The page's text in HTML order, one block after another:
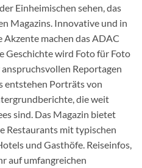
Einheimischen sehen, das
Magazins. Innovative und in
Akzente machen das ADAC
Geschichte wird Foto für Foto
Reportagen
entstehen Porträts von
die weit
sind. Das Magazin bietet
Restaurants mit typischen
und Gasthöfe. Reiseinfos,
auf umfangreichen